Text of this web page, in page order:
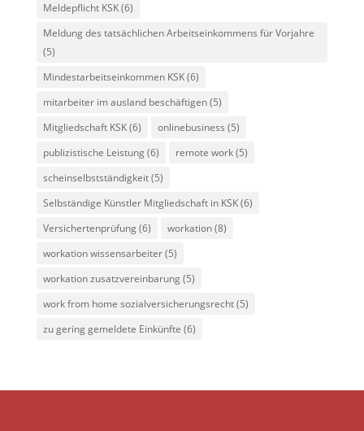
Meldepflicht KSK(6)
Meldung des tatsächlichen Arbeitseinkommens für Vorjahre
(5)
Mindestarbeitseinkommen KSK(6)
mitarbeiter im ausland beschäftigen(5)
Mitgliedschaft KSK(6) onlinebusiness (5)
publizistische Leistung(6) remote work(5)
scheinselbstständigkeit(5)
Selbständige Künstler Mitgliedschaft in KSK(6)
Versichertenprüfung(6) workation(8)
workation wissensarbeiter(5)
workation zusatzvereinbarung(5)
work from home sozialversicherungsrecht(5)
zu gering gemeldete Einkünfte (6)